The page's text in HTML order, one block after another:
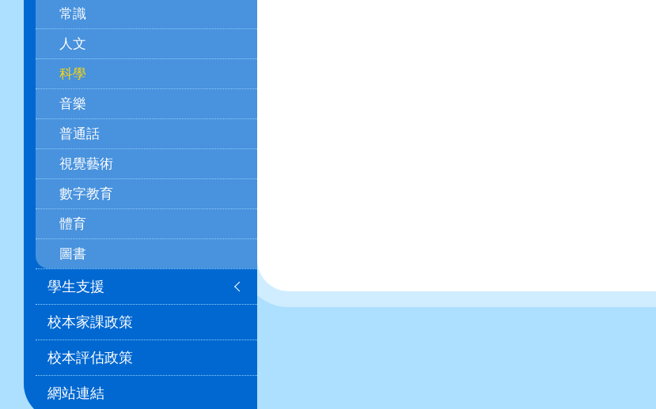
常識
人文
科學
音樂
普通話
視覺藝術
數字教育
體育
圖書
學生支援
校本家課政策
校本評估政策
網站連結